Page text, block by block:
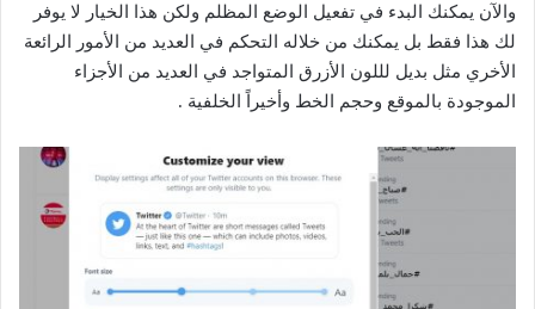
والآن يمكنك البدء في تفعيل الوضع المظلم ولكن هذا الخيار لا يوفر
لك هذا فقط بل يمكنك من خلاله التحكم في العديد من الأمور الرائعة
الأخري مثل بديل لللون الأزرق المتواجد في العديد من الأجزاء
الموجودة بالموقع وحجم الخط وأخيراً الخلفية .